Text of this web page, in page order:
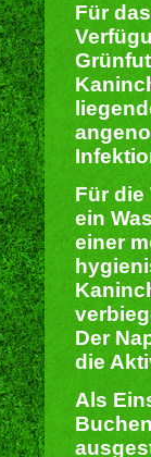
Für
Für
ein
einer
Der
die
Als